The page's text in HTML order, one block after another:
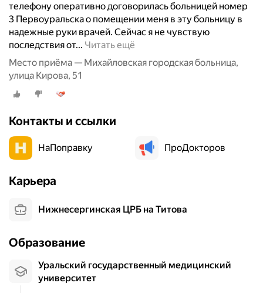
телефону оперативно договорилась больницей номер
3 Первоуральска о помещении меня в эту больницу в
надежные руки врачей. Сейчас я не чувствую
последствия от... Читать ещё
о
л
д
Место приёма — Михайловская городская больница,
улица Кирова, 51
Контакты и ссылки
НаПоправку ПроДокторов
Карьера
Нижнесергинская ЦРБ на Титова
Образование
Уральский государственный медицинский
университет